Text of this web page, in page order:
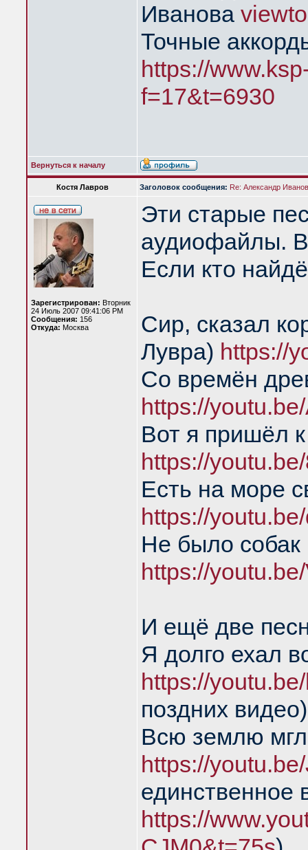
Иванова
Точные
https://
f=17&t=6930
Вернуться к началу
Костя Лавров Заголовок сообщения: Re: Александр
Зарегистрирован: Вторник
24 Июль 2007 09:41:06 PM
Сообщения: 156
Откуда: Москва
Эти старые
аудиофайлы.
Если кто
Сир, сказал
Лувра) https://
Со времён
https://
Вот я пришёл
https://
Есть на море
https://
Не было собак
https://
И ещё две
Я долго ехал
https://
поздних видео)
Всю землю
https://
единственное
https://